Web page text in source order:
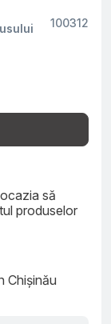
100312
să
produselor
Chișinău